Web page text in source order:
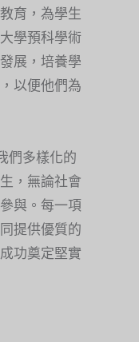
育，為學生
學預科學術
展，培養學
以便他們為
們多樣化的
，無論社會
與。每一項
提供優質的
功奠定堅實